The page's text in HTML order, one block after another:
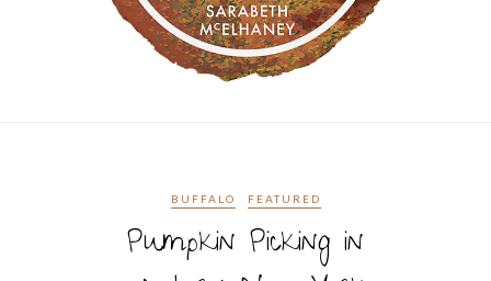
BUFFALO FEATURED
Pumpkin Picking in